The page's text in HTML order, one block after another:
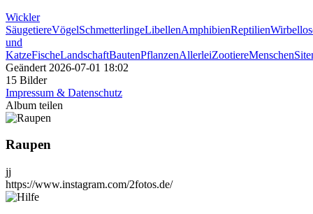
Wickler
SäugetiereVögelSchmetterlingeLibellenAmphibienReptilien
und
KatzeFischeLandschaftBautenPflanzenAllerleiZootiereMenschen
Geändert 2026-07-01 18:02
15 Bilder
Impressum & Datenschutz
Album teilen
Raupen
jj
https://www.instagram.com/2fotos.de/